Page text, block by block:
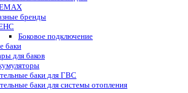
бренды
Боковое подключение
баки
для баков
баки для ГВС
баки для системы отопления